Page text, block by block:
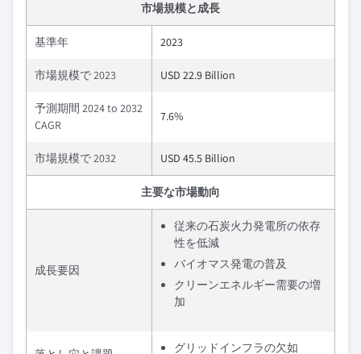
市場規模と成長
基準年 2023
市場規模で 2023 USD 22.9 Billion
予測期間 2024 to 2032
CAGR
7.6%
市場規模で 2032 USD 45.5 Billion
主要な市場動向
成長要因
従来の石炭火力発電所の依存
性を低減
バイオマス発電の普及
クリーンエネルギー需要の増
加
グリッドインフラの欠如